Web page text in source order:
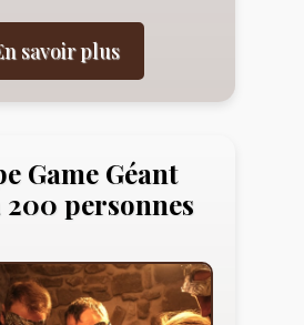
savoir plus
Game Géant
200 personnes